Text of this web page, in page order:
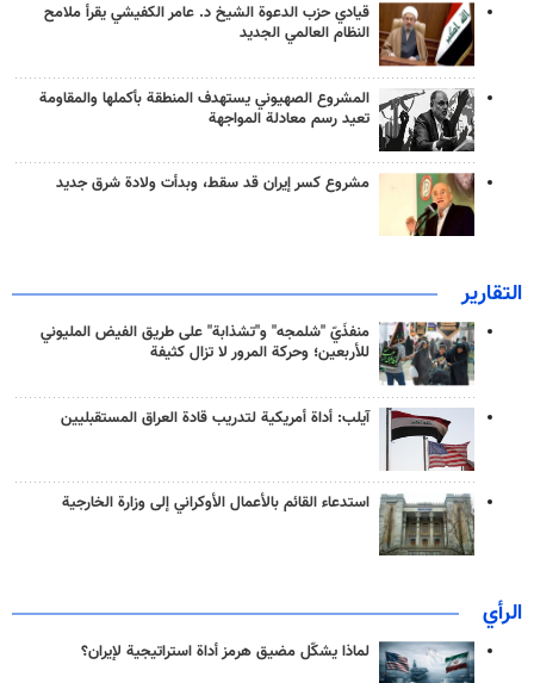
قيادي حزب الدعوة الشيخ د. عامر الكفيشي يقرأ ملامح
النظام العالمي الجديد
المشروع الصهيوني يستهدف المنطقة بأكملها والمقاومة
تعيد رسم معادلة المواجهة
مشروع كسر إيران قد سقط، وبدأت ولادة شرق جديد
التقارير
منفذَيّ "شلمجه" و"تشذابة" على طريق الفيض المليوني
للأربعين؛ وحركة المرور لا تزال كثيفة
آيلب: أداة أمريكية لتدريب قادة العراق المستقبليين
استدعاء القائم بالأعمال الأوكراني إلى وزارة الخارجية
الرأي
لماذا يشكّل مضيق هرمز أداة استراتيجية لإيران؟